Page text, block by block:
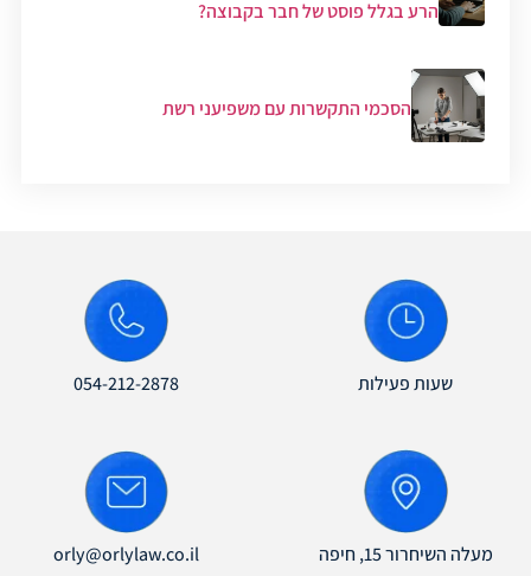
הרע בגלל פוסט של חבר בקבוצה?
הסכמי התקשרות עם משפיעני רשת
שעות פעילות 054-212-2878
מעלה השיחרור 15, חיפה orly@orlylaw.co.il